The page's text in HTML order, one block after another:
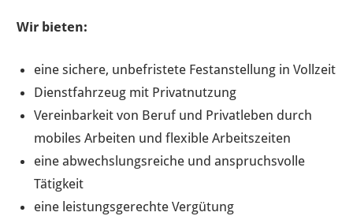
Wir bieten:
eine sichere, unbefristete Festanstellung in Vollzeit
Dienstfahrzeug mit Privatnutzung
Vereinbarkeit von Beruf und Privatleben durch
mobiles Arbeiten und flexible Arbeitszeiten
eine abwechslungsreiche und anspruchsvolle
Tätigkeit
eine leistungsgerechte Vergütung